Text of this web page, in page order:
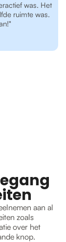
was. Het
ruimte was.
aan al
zoals
over het
knop.